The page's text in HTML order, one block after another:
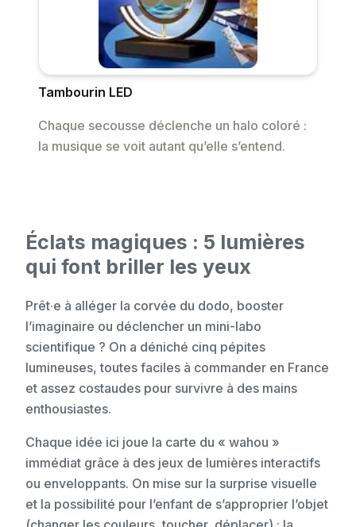
Tambourin LED
Chaque secousse déclenche un halo coloré :
la musique se voit autant qu’elle s’entend.
Éclats magiques : 5 lumières
qui font briller les yeux
Prêt·e à alléger la corvée du dodo, booster
l’imaginaire ou déclencher un mini-labo
scientifique ? On a déniché cinq pépites
lumineuses, toutes faciles à commander en France
et assez costaudes pour survivre à des mains
enthousiastes.
Chaque idée ici joue la carte du « wahou »
immédiat grâce à des jeux de lumières interactifs
ou enveloppants. On mise sur la surprise visuelle
et la possibilité pour l’enfant de s’approprier l’objet